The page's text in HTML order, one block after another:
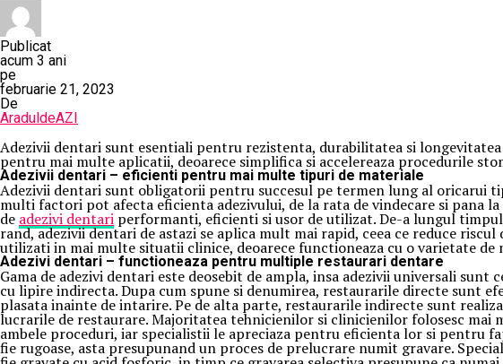
Publicat
acum 3 ani
pe
februarie 21, 2023
De
AraduldeAZI
Adezivii dentari sunt esentiali pentru rezistenta, durabilitatea si
pentru mai multe aplicatii, deoarece simplifica si accelereaza procedurile
Adezivii dentari – eficienti pentru mai multe tipuri de materiale
Adezivii dentari sunt obligatorii pentru succesul pe termen lung al oricarui
multi factori pot afecta eficienta adezivului, de la rata de vindecare si pana
de adezivi dentari performanti, eficienti si usor de utilizat. De-a lungul
rand, adezivii dentari de astazi se aplica mult mai rapid, ceea ce reduce
utilizati in mai multe situatii clinice, deoarece functioneaza cu o varietate
Adezivi dentari – functioneaza pentru multiple restaurari dentare
Gama de adezivi dentari este deosebit de ampla, insa adezivii universali
cu lipire indirecta. Dupa cum spune si denumirea, restaurarile directe sunt
plasata inainte de intarire. Pe de alta parte, restaurarile indirecte sunt
lucrarile de restaurare. Majoritatea tehnicienilor si clinicienilor folosesc
ambele proceduri, iar specialistii le apreciaza pentru eficienta lor si pentru
fie rugoase, asta presupunand un proces de prelucrare numit gravare.